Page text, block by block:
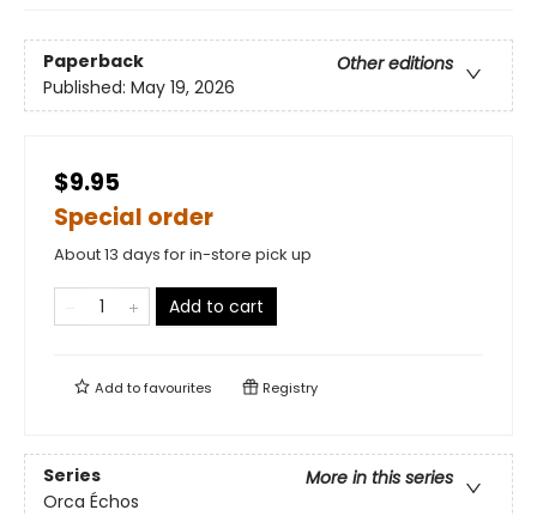
Paperback
Other editions
Published: May 19, 2026
$9.95
Special order
About 13 days for in-store pick up
Add to cart
Add tofavourites Registry
Series
More in this series
Orca Échos